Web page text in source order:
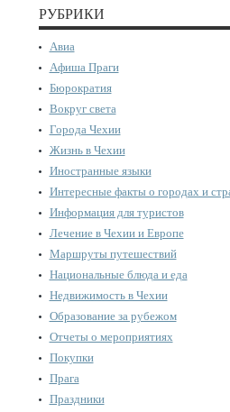
РУБРИКИ
Авиа
Афиша Праги
Бюрократия
Вокруг света
Города Чехии
Жизнь в Чехии
Иностранные языки
Интересные факты о городах и
Информация для туристов
Лечение в Чехии и Европе
Маршруты путешествий
Национальные блюда и еда
Недвижимость в Чехии
Образование за рубежом
Отчеты о мероприятиях
Покупки
Прага
Праздники